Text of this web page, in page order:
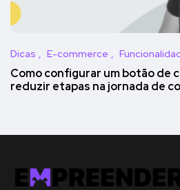
Dicas E-commerce
Como configurar um botão de
reduzir etapas na jornada de